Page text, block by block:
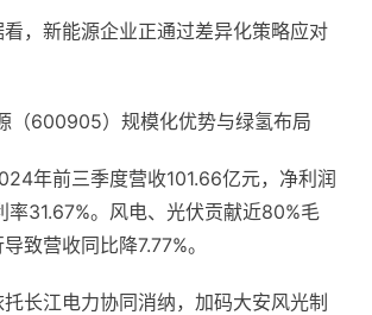
，新能源企业正通过差异化策略应对
600905）规模化优势与绿氢布局
年前三季度营收101.66亿元，净利润
率31.67%。风电、光伏贡献近80%毛
致营收同比降7.77%。
长江电力协同消纳，加码大安风光制